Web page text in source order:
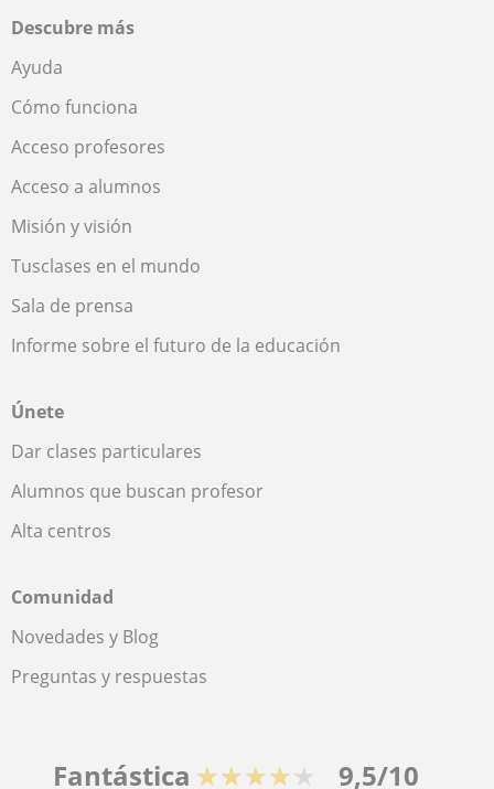
Descubre más
Ayuda
Cómo funciona
Acceso profesores
Acceso a alumnos
Misión y visión
Tusclases en el mundo
Sala de prensa
Informe sobre el futuro de la educación
Únete
Dar clases particulares
Alumnos que buscan profesor
Alta centros
Comunidad
Novedades y Blog
Preguntas y respuestas
Fantástica ★★★★★ 9,5/10